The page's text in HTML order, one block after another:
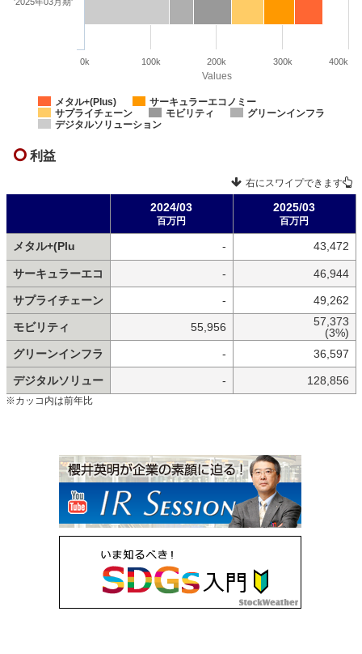
Values
メタル+(Plus)
サーキュラーエコノミー
サプライチェーン
モビリティ
グリーンインフラ
デジタルソリューション
0k 100k 200k 300k 400k
利益
右にスワイプできます
2024/03
百万円
2025/03
百万円
メタル+(Plu - 43,472
サーキュラーエコ - 46,944
サプライチェーン - 49,262
モビリティ 55,956
57,373
(3%)
グリーンインフラ
- 36,597
デジタルソリュー - 128,856
※カッコ内は前年比